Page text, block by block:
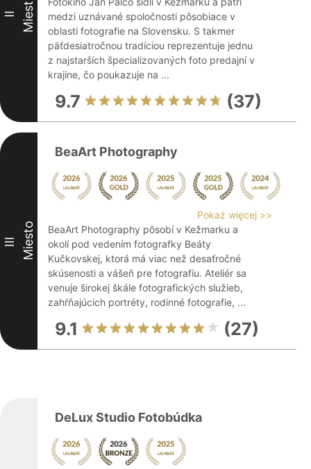
II Miesto
medzi uznávané spoločnosti pôsobiace v
oblasti fotografie na Slovensku. S takmer
päťdesiatročnou tradíciou reprezentuje jednu
z najstarších špecializovaných foto predajní v
krajine, čo poukazuje na ...
9.7 (37)
III Miesto
BeaArt Photography
Pokaż więcej >>
BeaArt Photography pôsobí v Kežmarku a
okolí pod vedením fotografky Beáty
Kučkovskej, ktorá má viac než desaťročné
skúsenosti a vášeň pre fotografiu. Ateliér sa
venuje širokej škále fotografických služieb,
zahŕňajúcich portréty, rodinné fotografie, ...
9.1 (27)
DeLux Studio Fotobúdka